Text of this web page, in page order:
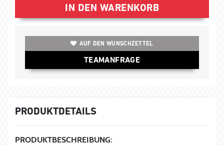
IN DEN WARENKORB
AUF DEN WUNSCHZETTEL
TEAMANFRAGE
PRODUKTDETAILS
PRODUKTBESCHREIBUNG: